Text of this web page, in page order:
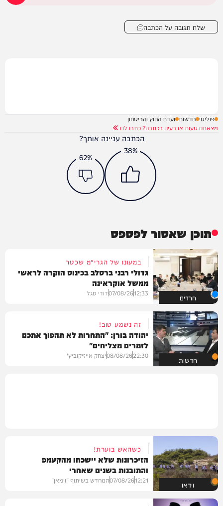
שלח תגובה על הכתבה
פוליטי חדשות ועדת החוץ והביטחון
מצאתם טעות או בעיה בכתבה? כתבו לנו
הכתבה עניינה אותך?
38%
62%
תוכן שאסור לפספס
חרדים
במעונו של הגרי"מ שכטר
גדולי רבני ברסלב בכינוס הוקרה לראשי
ממשל אוקראינה
12:33
07/08/26דודי סגל
חדשות
זה נשמע טוב!
יהודה בורן: "התחרות לא תהפוך אתכם
לזמרים מצליחים"
22:30
08/08/26יצחק אייזיקוביץ'
וידאו
כשהאש בוערת!
הזיכרונות שלא יישכחו מהקעמפ
והתובנות בשנים שאחרי
12:21
07/08/26המחדש בשיתוף "וימאן"